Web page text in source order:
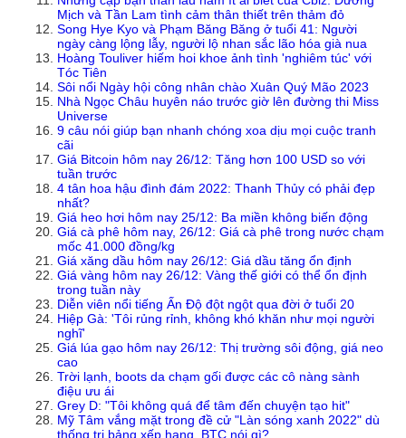
Mịch và Tần Lam tình cảm thân thiết trên thảm đỏ
Song Hye Kyo và Phạm Băng Băng ở tuổi 41: Người
ngày càng lộng lẫy, người lộ nhan sắc lão hóa già nua
Hoàng Touliver hiếm hoi khoe ảnh tình 'nghiêm túc' với
Tóc Tiên
Sôi nổi Ngày hội công nhân chào Xuân Quý Mão 2023
Nhà Ngọc Châu huyên náo trước giờ lên đường thi Miss
Universe
9 câu nói giúp bạn nhanh chóng xoa dịu mọi cuộc tranh
cãi
Giá Bitcoin hôm nay 26/12: Tăng hơn 100 USD so với
tuần trước
4 tân hoa hậu đình đám 2022: Thanh Thủy có phải đẹp
nhất?
Giá heo hơi hôm nay 25/12: Ba miền không biến động
Giá cà phê hôm nay, 26/12: Giá cà phê trong nước chạm
mốc 41.000 đồng/kg
Giá xăng dầu hôm nay 26/12: Giá dầu tăng ổn định
Giá vàng hôm nay 26/12: Vàng thế giới có thể ổn định
trong tuần này
Diễn viên nổi tiếng Ấn Độ đột ngột qua đời ở tuổi 20
Hiệp Gà: 'Tôi rủng rỉnh, không khó khăn như mọi người
nghĩ'
Giá lúa gạo hôm nay 26/12: Thị trường sôi động, giá neo
cao
Trời lạnh, boots da chạm gối được các cô nàng sành
điệu ưu ái
Grey D: "Tôi không quá để tâm đến chuyện tạo hit"
Mỹ Tâm vắng mặt trong đề cử "Làn sóng xanh 2022" dù
thống trị bảng xếp hạng, BTC nói gì?